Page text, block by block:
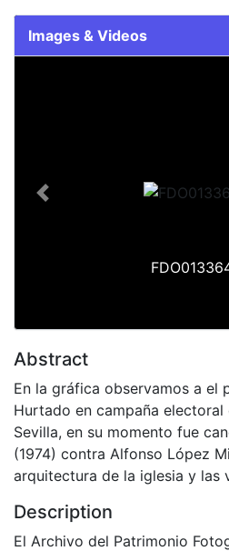
Images & Videos
Previous
Abstract
En la gráfica observamos a el
Hurtado en campaña
Sevilla, en su momento fue
(1974) contra Alfonso López
arquitectura de la iglesia y las
Description
El Archivo del Patrimonio